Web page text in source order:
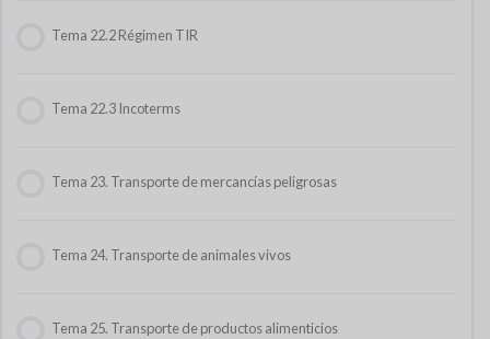
Tema 22.2 Régimen TIR
Tema 22.3 Incoterms
Tema 23. Transporte de mercancías peligrosas
Tema 24. Transporte de animales vivos
Tema 25. Transporte de productos alimenticios